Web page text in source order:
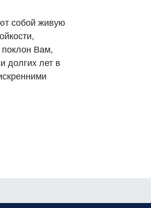
собой живую
поклон Вам,
долгих лет в